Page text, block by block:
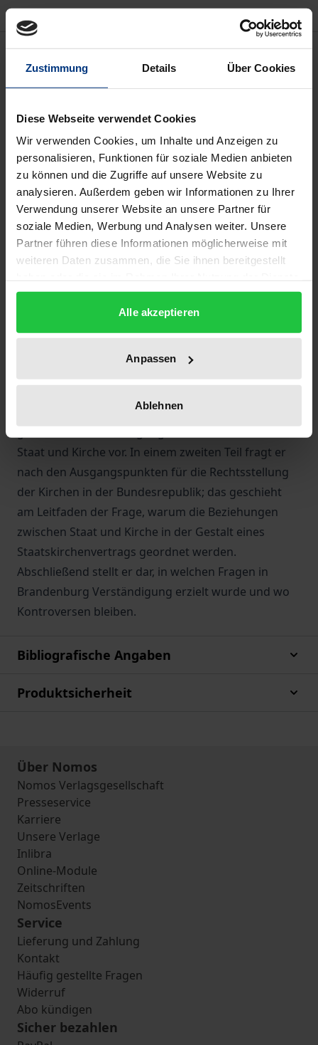
Zustimmung Details Über Cookies
Diese Webseite verwendet Cookies
Wir verwenden Cookies, um Inhalte und Anzeigen zu
personalisieren, Funktionen für soziale Medien anbieten
zu können und die Zugriffe auf unsere Website zu
analysieren. Außerdem geben wir Informationen zu Ihrer
Verwendung unserer Website an unsere Partner für
soziale Medien, Werbung und Analysen weiter. Unsere
Partner führen diese Informationen möglicherweise mit
weiteren Daten zusammen, die Sie ihnen bereitgestellt
gesammelt haben.
Alle akzeptieren
Anpassen
Ablehnen
Beschreibung
Für kein deutsches Bundesland sind seit der
Vereinigung Deutschlands die Fragen des
Verhältnisses von Staat und Kirche so zugespitzt
und so kontrovers diskutiert worden wie für
Brandenburg. Dabei hat sich weithin eine Einengung
auf die Frage nach dem Verhältnis von Staat und
Kirche in der Schule ergeben. Der weitere
Zusammenhang, in den diese Fragestellungen
gehört, wurde dadurch teilweise aber auch
Im Vorfeld der Unterzeichnung des
brandenburgischen Kirchenvertrags am 8.
November 1996 hielt der Autor zu diesem Thema
einen Vortrag vor der Potsdamer Juristischen
Zunächst trägt er aus kirchlicher Sicht
Staat und Kirche vor. In einem zweiten Teil fragt er
nach den Ausgangspunkten für die Rechtsstellung
der Kirchen in der Bundesrepublik; das geschieht
am Leitfaden der Frage, warum die Beziehungen
zwischen Staat und Kirche in der Gestalt eines
Staatskirchenvertrags geordnet werden.
Abschließend stellt er dar, in welchen Fragen in
Brandenburg Verständigung erzielt wurde und wo
Kontroversen bleiben.
Bibliografische Angaben
Produktsicherheit
Über Nomos
Nomos Verlagsgesellschaft
Presseservice
Karriere
Unsere Verlage
Inlibra
Online-Module
Zeitschriften
NomosEvents
Service
Lieferung und Zahlung
Kontakt
Häufig gestellte Fragen
Widerruf
Abo kündigen
Sicher bezahlen